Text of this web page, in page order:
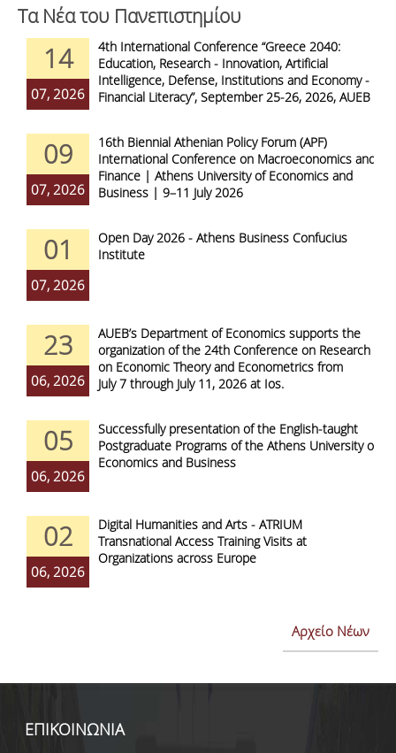
Τα Νέα του Πανεπιστημίου
14
07, 2026
4th International Conference “Greece 2040:
Education, Research - Innovation, Artificial
Intelligence, Defense, Institutions and Economy -
Financial Literacy”, September 25-26, 2026, AUEB
09
07, 2026
16th Biennial Athenian Policy Forum (APF)
International Conference on Macroeconomics and
Finance | Athens University of Economics and
Business | 9–11 July 2026
01
07, 2026
Open Day 2026 - Athens Business Confucius
Institute
23
06, 2026
AUEB’s Department of Economics supports the
organization of the 24th Conference on Research
on Economic Theory and Econometrics from
July 7 through July 11, 2026 at Ios.
05
06, 2026
Successfully presentation of the English-taught
Postgraduate Programs of the Athens University of
Economics and Business
02
06, 2026
Digital Humanities and Arts - ATRIUM
Transnational Access Training Visits at
Organizations across Europe
Αρχείο Νέων
ΕΠΙΚΟΙΝΩΝΙΑ